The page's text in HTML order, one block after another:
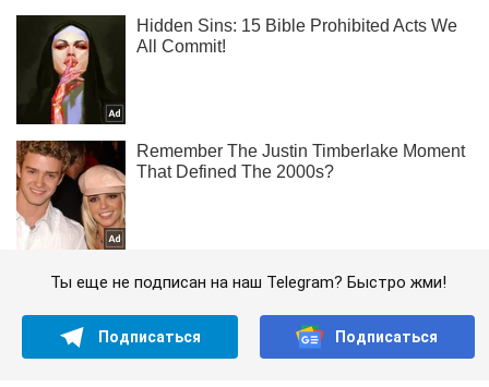
Ты еще не подписан на наш Telegram? Быстро жми!
Подписаться Подписаться